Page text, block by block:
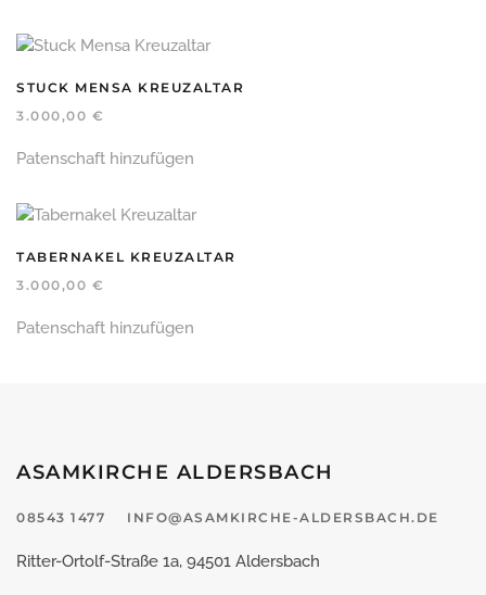
STUCK MENSA KREUZALTAR
3.000,00 €
Patenschaft hinzufügen
TABERNAKEL KREUZALTAR
3.000,00 €
Patenschaft hinzufügen
ASAMKIRCHE ALDERSBACH
08543 1477 INFO@ASAMKIRCHE-ALDERSBACH.DE
Ritter-Ortolf-Straße 1a, 94501 Aldersbach